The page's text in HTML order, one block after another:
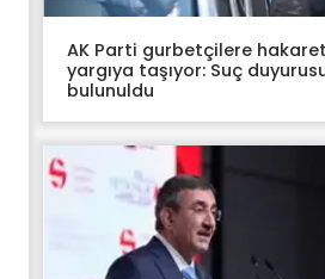
AK Parti gurbetçilere
yargıya taşıyor: Suç
bulunuldu